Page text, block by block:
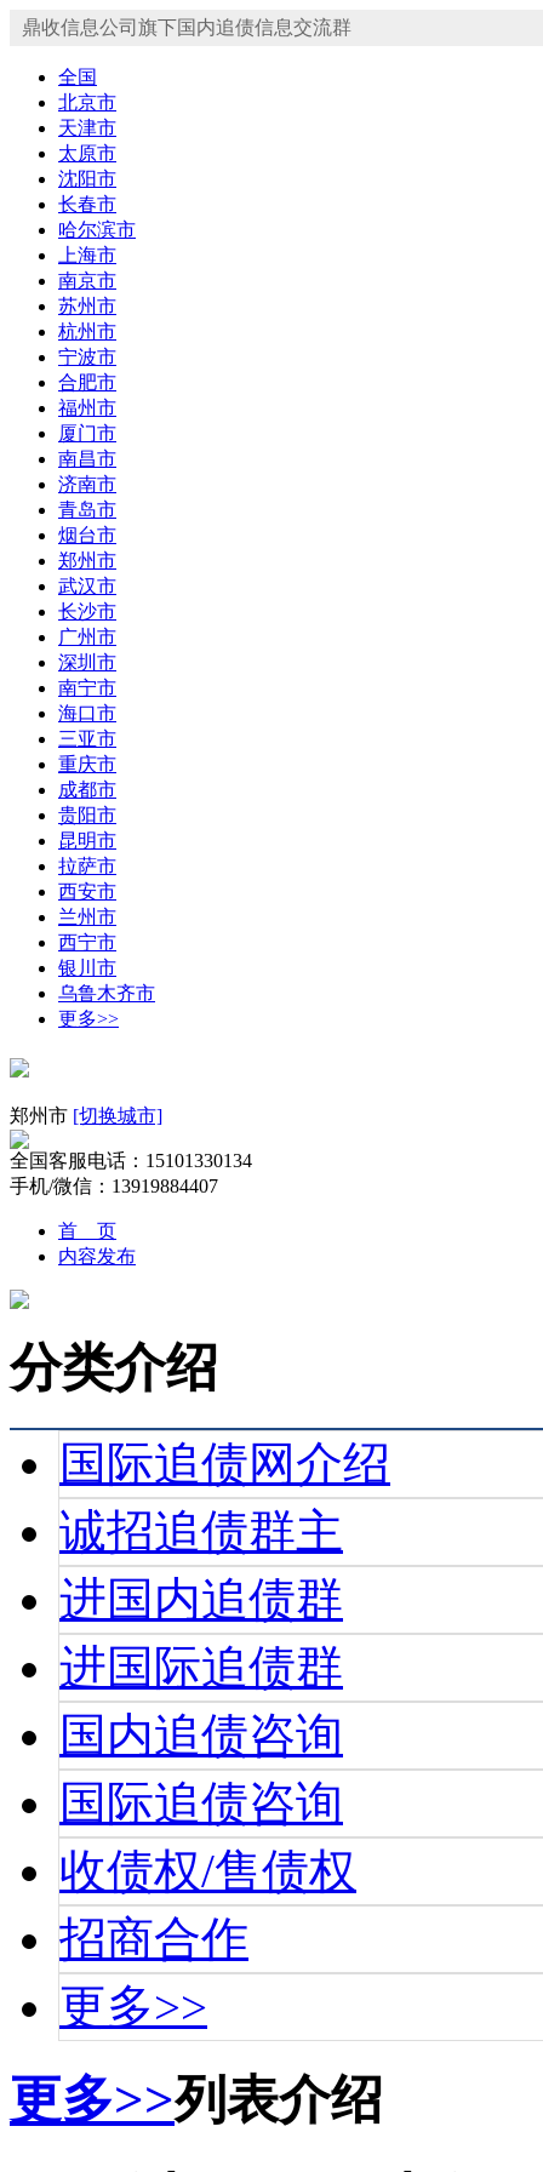
鼎收信息公司旗下国内追债信息交流群
全国
北京市
天津市
太原市
沈阳市
长春市
哈尔滨市
上海市
南京市
苏州市
杭州市
宁波市
合肥市
福州市
厦门市
南昌市
济南市
青岛市
烟台市
郑州市
武汉市
长沙市
广州市
深圳市
南宁市
海口市
三亚市
重庆市
成都市
贵阳市
昆明市
拉萨市
西安市
兰州市
西宁市
银川市
乌鲁木齐市
更多>>
郑州市 [切换城市]
全国客服电话：15101330134
手机/微信：13919884407
首 页
内容发布
分类介绍
国际追债网介绍
诚招追债群主
进国内追债群
进国际追债群
国内追债咨询
国际追债咨询
收债权/售债权
招商合作
更多>>
更多>>列表介绍